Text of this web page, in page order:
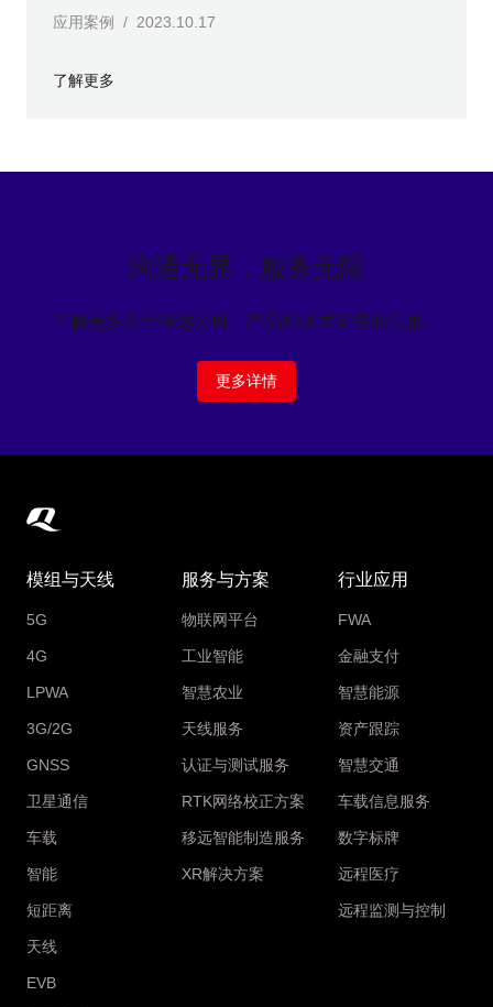
应用案例 / 2023.10.17
了解更多
沟通无界，服务无限
了解更多关于移远公司、产品和技术支持的信息。
更多详情
模组与天线
5G
4G
LPWA
3G/2G
GNSS
卫星通信
车载
智能
短距离
天线
EVB
服务与方案
物联网平台
工业智能
智慧农业
天线服务
认证与测试服务
RTK网络校正方案
移远智能制造服务
XR解决方案
行业应用
FWA
金融支付
智慧能源
资产跟踪
智慧交通
车载信息服务
数字标牌
远程医疗
远程监测与控制